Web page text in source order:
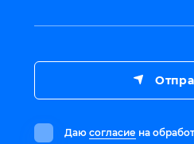
Даю согласие на